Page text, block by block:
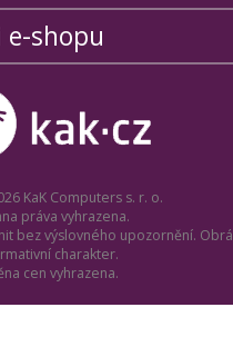
shopu
KaK Computers s. r. o.
práva vyhrazena.
bez výslovného upozornění.
charakter.
cen vyhrazena.